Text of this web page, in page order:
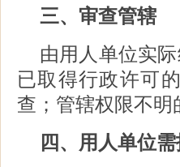
三、审查管辖
由用人单位实
已取得行政许可
查；管辖权限不
四、用人单位